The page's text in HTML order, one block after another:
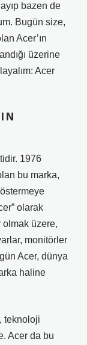
bazen de
Bugün size,
Acer’ın
üzerine
Acer
1976
bu marka,
olarak
üzere,
monitörler
Acer, dünya
haline
teknoloji
Acer da bu